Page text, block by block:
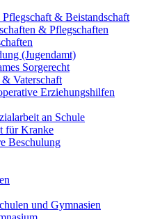
& Beistandschaft
& Pflegschaften
(Jugendamt)
Sorgerecht
Vaterschaft
Erziehungshilfen
an Schule
für Kranke
Beschulung
und Gymnasien